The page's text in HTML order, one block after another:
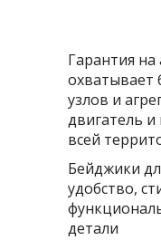
Гарантия
охватывает
узлов и
двигатель и
всей
Бейджики
удобство,
детали